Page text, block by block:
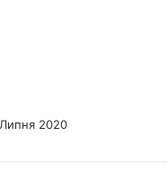
2020